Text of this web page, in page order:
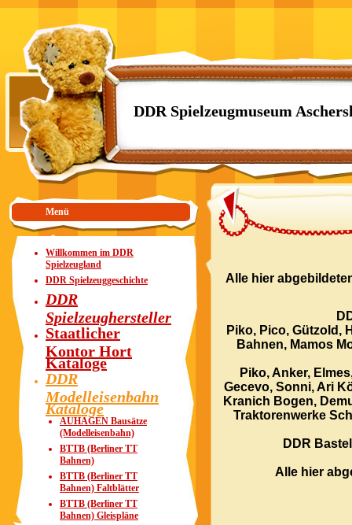
DDR Spielzeugmuseum
Menü
Willkommen im DDR
Spielzeugland
DDR Spielzeuggeschichte
DDR
Spielzeughersteller
Staatlicher
Kontor Hort
Kataloge
DDR
Modelleisenbahn
Kataloge
AUHAGEN Bausätze
(Modelleisenbahn)
BTTB (Berliner TT
Bahnen)
BTTB (Berliner TT
Bahnen) Faltblätter
BTTB (Berliner TT
Bahnen) Gleispläne
Alle hier
Piko, Pico, Gützold,
Bahnen, Mamos
Piko, Anker,
Gecevo, Sonni, Ari
Kranich Bogen,
Traktorenwerke
DDR
Alle hier